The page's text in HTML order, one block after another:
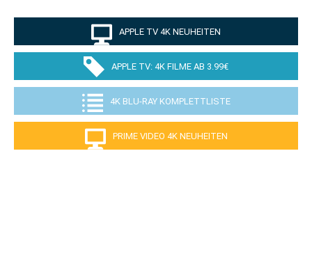
APPLE TV 4K NEUHEITEN
APPLE TV: 4K FILME AB 3.99€
4K BLU-RAY KOMPLETTLISTE
PRIME VIDEO 4K NEUHEITEN